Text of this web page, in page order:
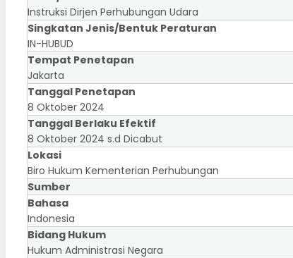
Instruksi Dirjen Perhubungan Udara
Singkatan Jenis/Bentuk Peraturan
IN-HUBUD
Tempat Penetapan
Jakarta
Tanggal Penetapan
8 Oktober 2024
Tanggal Berlaku Efektif
8 Oktober 2024 s.d Dicabut
Lokasi
Biro Hukum Kementerian Perhubungan
Sumber
Bahasa
Indonesia
Bidang Hukum
Hukum Administrasi Negara